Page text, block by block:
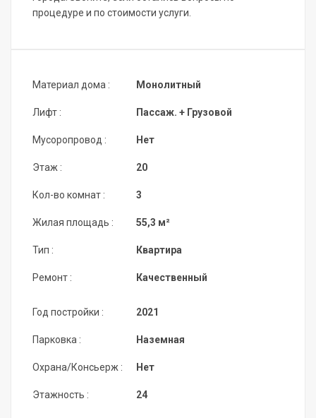
процедуре и по стоимости услуги.
Материал дома :
Лифт :
Мусоропровод :
Этаж :
Кол-во комнат :
Жилая площадь :
Тип :
Ремонт :
Монолитный
Пассаж. + Грузовой
Нет
20
3
55,3 м²
Квартира
Качественный
Год постройки :
Парковка :
Охрана/Консьерж :
Этажность :
2021
Наземная
Нет
24